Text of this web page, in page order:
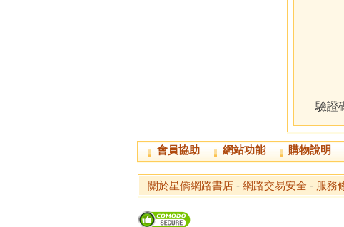
驗證
會員協助 網站功能 購物說明
關於星僑網路書店 - 網路交易安全 - 服務